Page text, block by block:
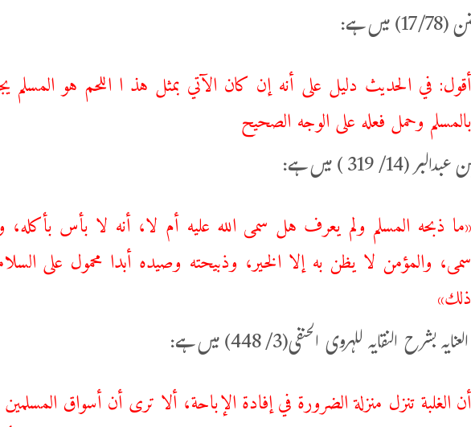
ہے:
أقول: في الحديث دليل على أنه إن كان الآتي بمثل هذ ا اللحم هو
بالمسلم وحمل فعله على الوجه الصحيح
(14/ 319 ) میں ہے:
«ما ذبحه المسلم ولم يعرف هل سمى الله عليه أم لا، أنه لا بأس بأكله،
‌سمى، والمؤمن لا يظن به إلا الخير، وذبيحته وصيده أبدا محمول على
ذلك»
بشرح النقایہ للہروی الحنفی(3/ 448) میں ہے:
أن الغلبة تنزل منزلة الضرورة في إفادة الإباحة، ألا ترى أن ‌أسواق